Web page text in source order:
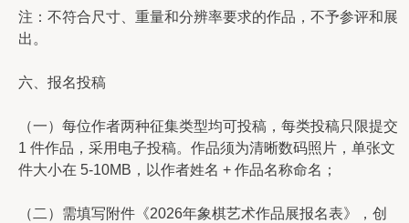
注：不符合尺寸、重量和分辨率要求的作品，不予参评和展
出。
六、报名投稿
（一）每位作者两种征集类型均可投稿，每类投稿只限提交
1 件作品，采用电子投稿。作品须为清晰数码照片，单张文
件大小在 5-10MB，以作者姓名 + 作品名称命名；
（二）需填写附件《2026年象棋艺术作品展报名表》，创